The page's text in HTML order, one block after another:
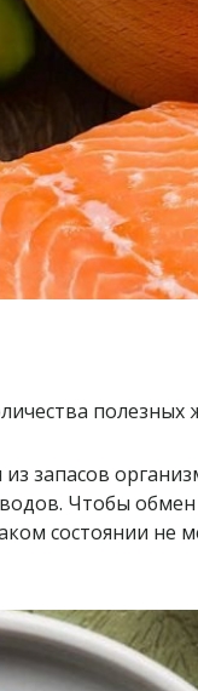
полезных
запасов
Чтобы
состоянии не